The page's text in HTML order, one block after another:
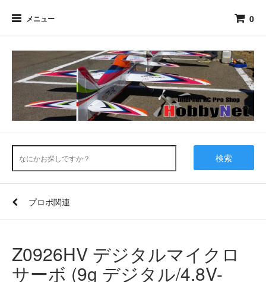
メニュー 0
検索
プロポ関連
Z0926HV デジタルマイクロ
サーボ (9g デジタル/4.8V-